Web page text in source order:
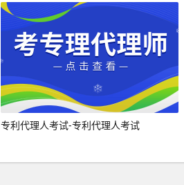
专利代理人考试-专利代理人考试